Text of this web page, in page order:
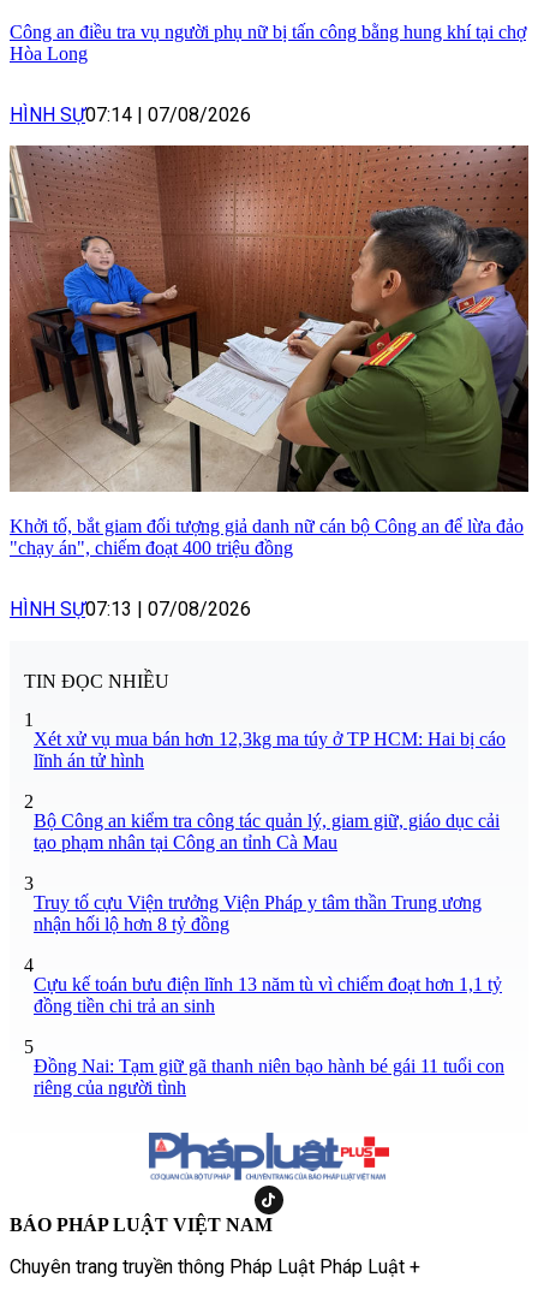
Công an điều tra vụ người phụ nữ bị tấn công bằng hung khí tại chợ
Hòa Long
HÌNH SỰ07:14 | 07/08/2026
Khởi tố, bắt giam đối tượng giả danh nữ cán bộ Công an để lừa đảo
"chạy án", chiếm đoạt 400 triệu đồng
HÌNH SỰ07:13 | 07/08/2026
TIN ĐỌC NHIỀU
1
Xét xử vụ mua bán hơn 12,3kg ma túy ở TP HCM: Hai bị cáo
lĩnh án tử hình
2
Bộ Công an kiểm tra công tác quản lý, giam giữ, giáo dục cải
tạo phạm nhân tại Công an tỉnh Cà Mau
3
Truy tố cựu Viện trưởng Viện Pháp y tâm thần Trung ương
nhận hối lộ hơn 8 tỷ đồng
4
Cựu kế toán bưu điện lĩnh 13 năm tù vì chiếm đoạt hơn 1,1 tỷ
đồng tiền chi trả an sinh
5
Đồng Nai: Tạm giữ gã thanh niên bạo hành bé gái 11 tuổi con
riêng của người tình
BÁO PHÁP LUẬT VIỆT NAM
Chuyên trang truyền thông Pháp Luật Pháp Luật +